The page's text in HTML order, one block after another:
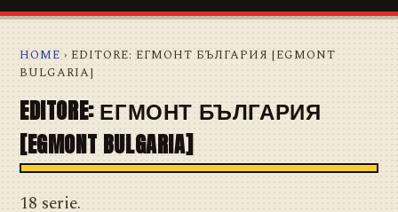
HOME › EDITORE: ЕГМОНТ БЪЛГАРИЯ [EGMONT
BULGARIA]
EDITORE: ЕГМОНТ БЪЛГАРИЯ
[EGMONT BULGARIA]
18 serie.